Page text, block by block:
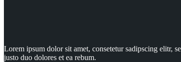
Lorem ipsum dolor sit amet, consetetur sadipscing elitr,
justo duo dolores et ea rebum.